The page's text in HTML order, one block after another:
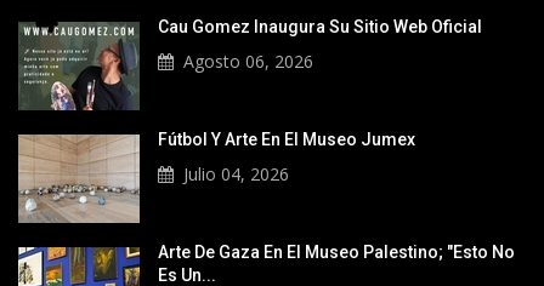
Cau Gomez Inaugura Su Sitio Web Oficial
Agosto 06, 2026
Fútbol Y Arte En El Museo Jumex
Julio 04, 2026
Arte De Gaza En El Museo Palestino; "Esto No
Es Un...